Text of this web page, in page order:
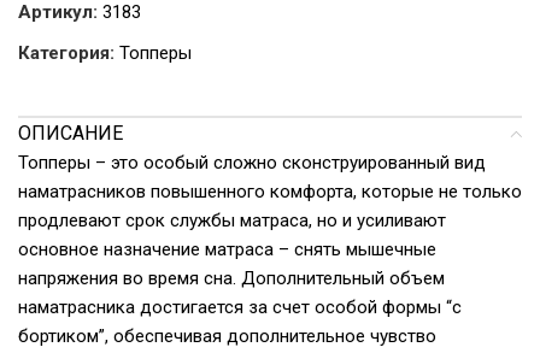
Артикул: 3183
Категория: Топперы
ОПИСАНИЕ
Топперы – это особый сложно сконструированный вид
наматрасников повышенного комфорта, которые не только
продлевают срок службы матраса, но и усиливают
основное назначение матраса – снять мышечные
напряжения во время сна. Дополнительный объем
наматрасника достигается за счет особой формы “с
бортиком”, обеспечивая дополнительное чувство